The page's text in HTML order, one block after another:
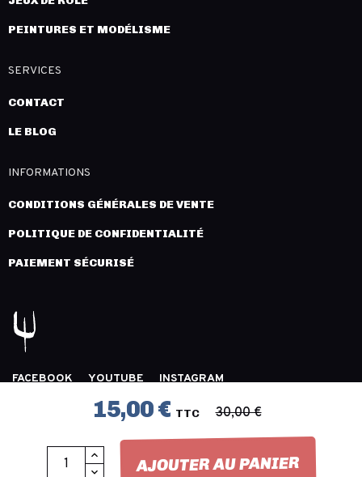
15,00 € TTC 30,00 €
AJOUTER AU PANIER
PEINTURES ET MODÉLISME
SERVICES
CONTACT
LE BLOG
INFORMATIONS
CONDITIONS GÉNÉRALES DE VENTE
POLITIQUE DE CONFIDENTIALITÉ
PAIEMENT SÉCURISÉ
FACEBOOK YOUTUBE
INSTAGRAM
COPYRIGHT 2026 © LÉGION DISTRIBUTION -
- CRÉATION :INNLOG